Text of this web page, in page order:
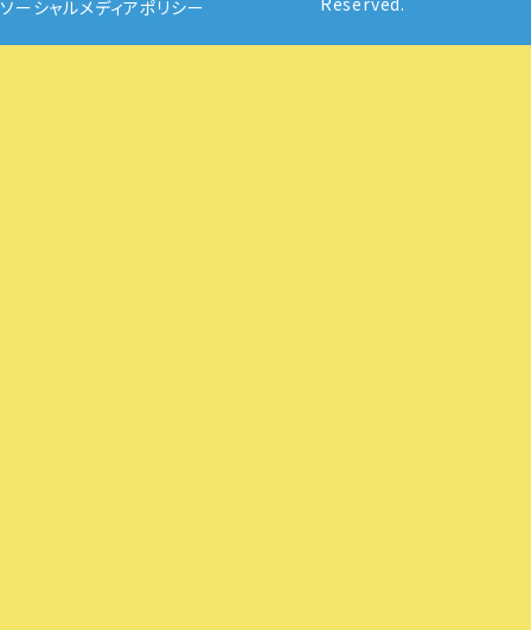
ソーシャルメディアポリシー